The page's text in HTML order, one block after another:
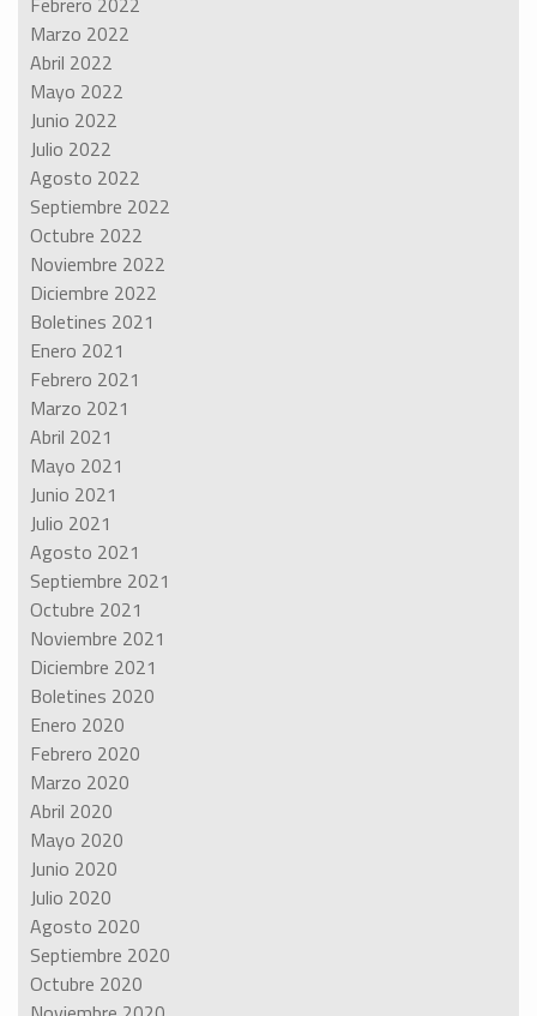
Marzo 2022
Abril 2022
Mayo 2022
Junio 2022
Julio 2022
Agosto 2022
Septiembre 2022
Octubre 2022
Noviembre 2022
Diciembre 2022
Boletines 2021
Enero 2021
Febrero 2021
Marzo 2021
Abril 2021
Mayo 2021
Junio 2021
Julio 2021
Agosto 2021
Septiembre 2021
Octubre 2021
Noviembre 2021
Diciembre 2021
Boletines 2020
Enero 2020
Febrero 2020
Marzo 2020
Abril 2020
Mayo 2020
Junio 2020
Julio 2020
Agosto 2020
Septiembre 2020
Octubre 2020